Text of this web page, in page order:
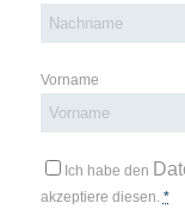
Vorname
Ich habe den
akzeptiere diesen. *